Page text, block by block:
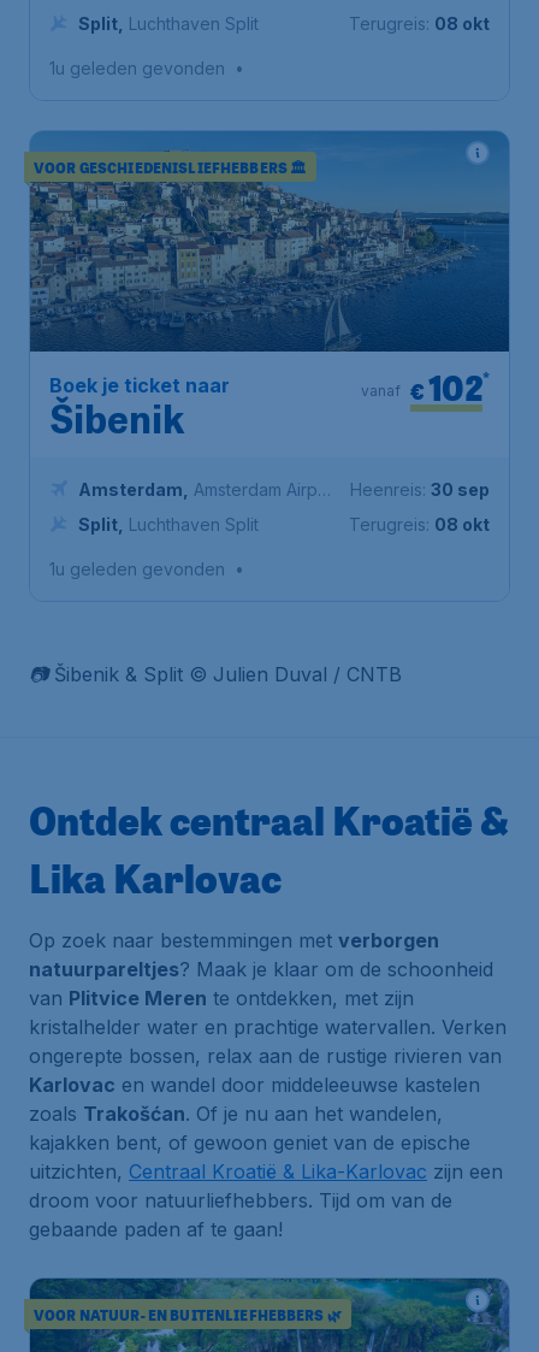
Schiphol
Split Luchthaven Split
Terugreis: 08 okt
1u geleden gevonden •
VOOR GESCHIEDENISLIEFHEBBERS 🏛️
Boek je ticket naar
Šibenik
€102*
vanaf
Amsterdam
Amsterdam Airport
Schiphol
Split Luchthaven Split
Heenreis: 30 sep
Terugreis: 08 okt
1u geleden gevonden •
📷 Šibenik & Split © Julien Duval / CNTB
Ontdek centraal Kroatië &
Lika Karlovac
Op zoek naar bestemmingen met verborgen
natuurpareltjes? Maak je klaar om de schoonheid
van Plitvice Meren te ontdekken, met zijn
kristalhelder water en prachtige watervallen. Verken
ongerepte bossen, relax aan de rustige rivieren van
Karlovac en wandel door middeleeuwse kastelen
zoals Trakošćan. Of je nu aan het wandelen,
kajakken bent, of gewoon geniet van de epische
uitzichten, Centraal Kroatië & Lika-Karlovac zijn een
droom voor natuurliefhebbers. Tijd om van de
gebaande paden af te gaan!
VOOR NATUUR- EN BUITENLIEFHEBBERS 🌿